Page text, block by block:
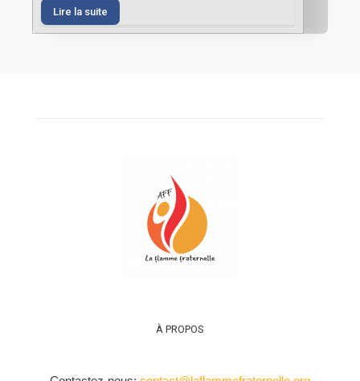
Lire la suite
À PROPOS